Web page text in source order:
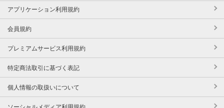
アプリケーション利用規約
会員規約
プレミアムサービス利用規約
特定商法取引に基づく表記
個人情報の取扱いについて